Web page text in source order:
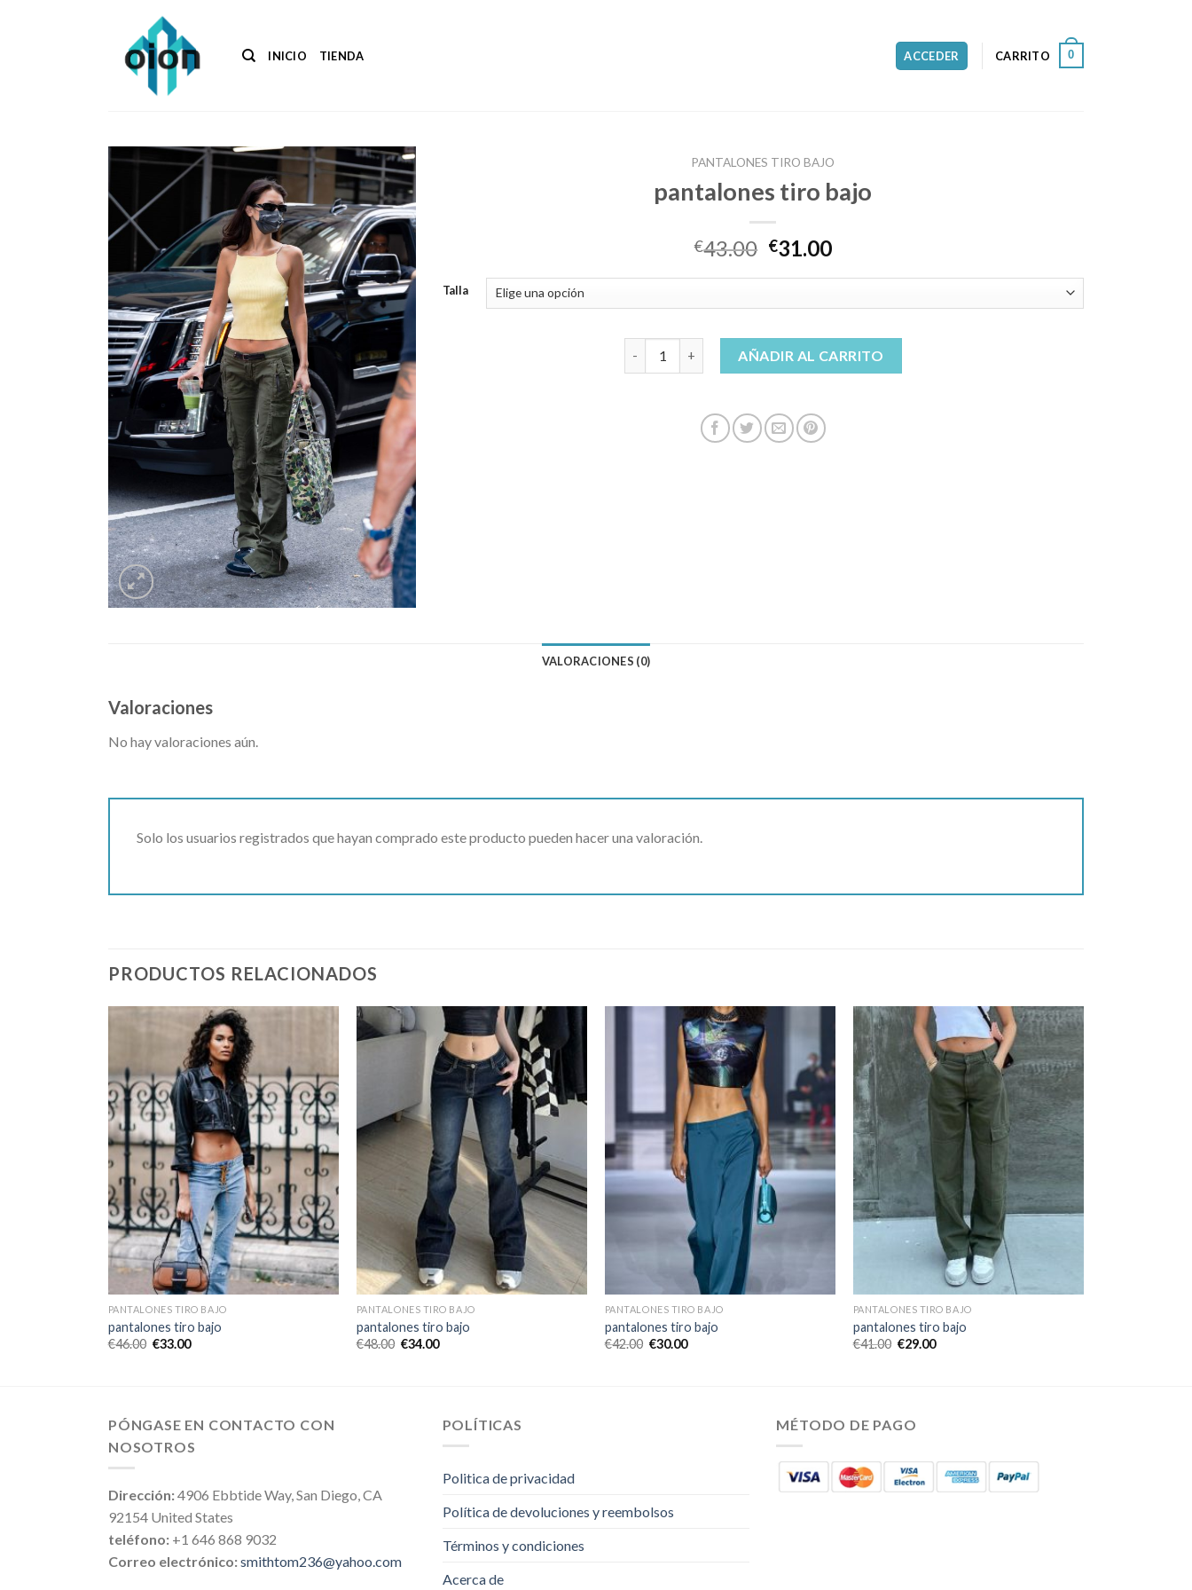
INICIO TIENDA ACCEDER CARRITO 0
PANTALONES TIRO BAJO
pantalones tiro bajo
€43.00 €31.00
Talla
pantalones tiro bajo cantidadAÑADIR AL CARRITO
VALORACIONES (0)
Valoraciones
No hay valoraciones aún.
Solo los usuarios registrados que hayan comprado este producto pueden hacer una valoración.
PRODUCTOS RELACIONADOS
PANTALONES TIRO BAJO
pantalones tiro bajo
€46.00 €33.00
PANTALONES TIRO BAJO
pantalones tiro bajo
€48.00 €34.00
PANTALONES TIRO BAJO
pantalones tiro bajo
€42.00 €30.00
PANTALONES TIRO BAJO
pantalones tiro bajo
€41.00 €29.00
PÓNGASE EN CONTACTO CON
NOSOTROS
Dirección:4906 Ebbtide Way, San Diego, CA
92154 United States
teléfono: +1 646 868 9032
Correo electrónico:smithtom236@yahoo.com
POLÍTICAS
Politica de privacidad
Política de devoluciones y reembolsos
Términos y condiciones
Acerca de
MÉTODO DE PAGO